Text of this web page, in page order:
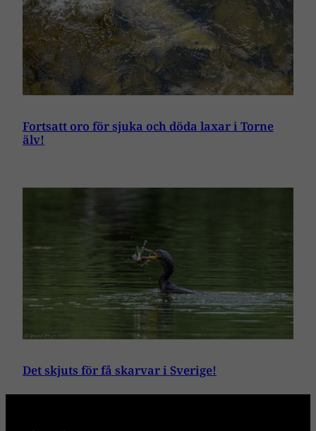
Fortsatt oro för sjuka och döda laxar i Torne
älv!
Det skjuts för få skarvar i Sverige!